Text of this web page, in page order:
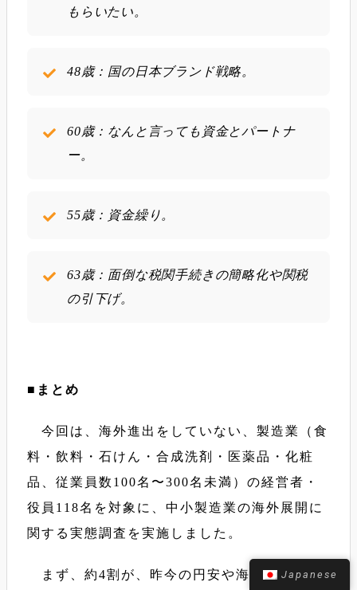
もらいたい。
48歳：国の日本ブランド戦略。
60歳：なんと言っても資金とパートナ
ー。
55歳：資金繰り。
63歳：面倒な税関手続きの簡略化や関税
の引下げ。
■まとめ
今回は、海外進出をしていない、製造業（食
料・飲料・石けん・合成洗剤・医薬品・化粧
品、従業員数100名〜300名未満）の経営者・
役員118名を対象に、中小製造業の海外展開に
関する実態調査を実施しました。
まず、約4割が、昨今の円安や海外展開支援
Japanese